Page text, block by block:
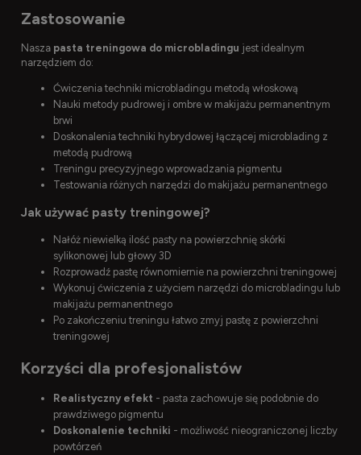
Zastosowanie
Nasza pasta treningowa do microbladingu jest idealnym
narzędziem do:
Ćwiczenia techniki microbladingu metodą włoskową
Nauki metody pudrowej i ombre w makijażu permanentnym
brwi
Doskonalenia techniki hybrydowej łączącej microblading z
metodą pudrową
Treningu precyzyjnego wprowadzania pigmentu
Testowania różnych narzędzi do makijażu permanentnego
Jak używać pasty treningowej?
Nałóż niewielką ilość pasty na powierzchnię skórki
sylikonowej lub głowy 3D
Rozprowadź pastę równomiernie na powierzchni treningowej
Wykonuj ćwiczenia z użyciem narzędzi do microbladingu lub
makijażu permanentnego
Po zakończeniu treningu łatwo zmyj pastę z powierzchni
treningowej
Korzyści dla profesjonalistów
Realistyczny efekt - pasta zachowuje się podobnie do
prawdziwego pigmentu
Doskonalenie techniki - możliwość nieograniczonej liczby
powtórzeń